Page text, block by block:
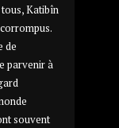
Katibîn
de
parvenir à
souvent